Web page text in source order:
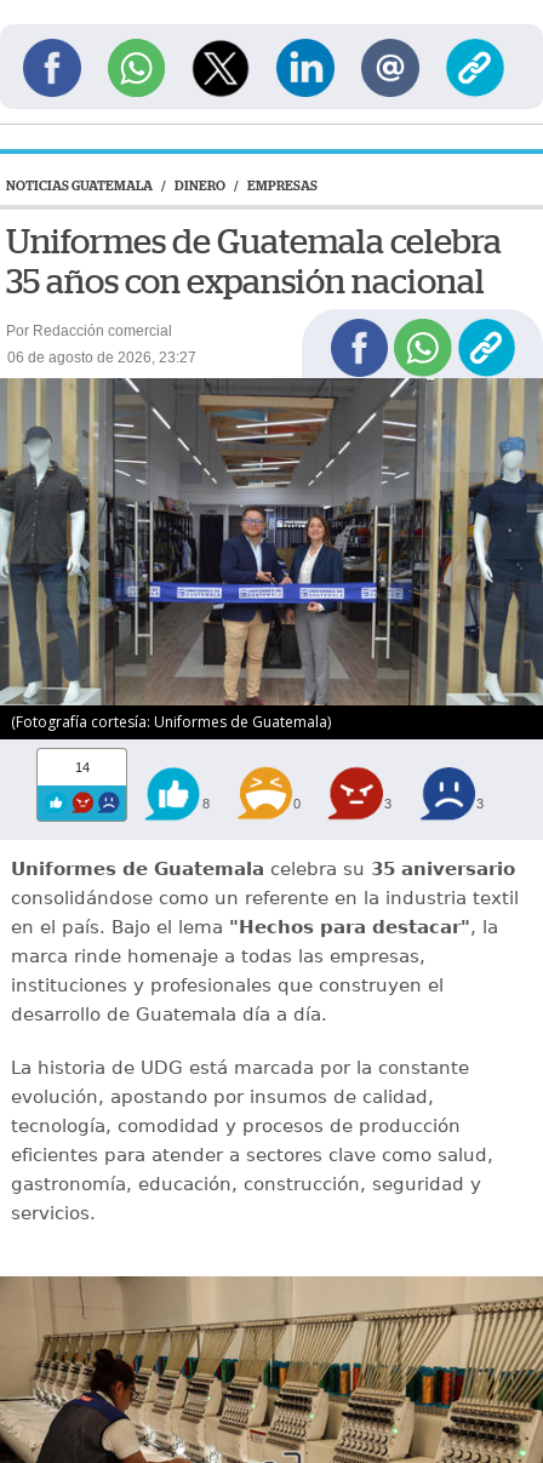
NOTICIAS GUATEMALA / DINERO / EMPRESAS
Uniformes de Guatemala celebra
35 años con expansión nacional
Por Redacción comercial
06 de agosto de 2026, 23:27
(Fotografía cortesía: Uniformes de Guatemala)
14
8 0 3 3
Uniformes de Guatemala celebra su 35 aniversario
consolidándose como un referente en la industria textil
en el país. Bajo el lema "Hechos para destacar", la
marca rinde homenaje a todas las empresas,
instituciones y profesionales que construyen el
desarrollo de Guatemala día a día.
La historia de UDG está marcada por la constante
evolución, apostando por insumos de calidad,
tecnología, comodidad y procesos de producción
eficientes para atender a sectores clave como salud,
gastronomía, educación, construcción, seguridad y
servicios.